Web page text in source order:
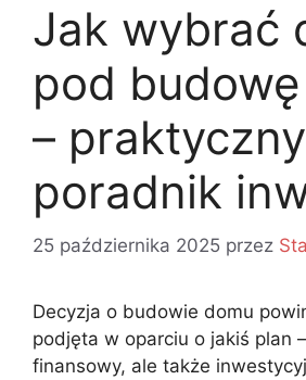
Jak wybrać
pod
– praktyczny
poradnik
25 października 2025 przez
Decyzja o budowie domu
podjęta w oparciu o jakiś plan
finansowy, ale także